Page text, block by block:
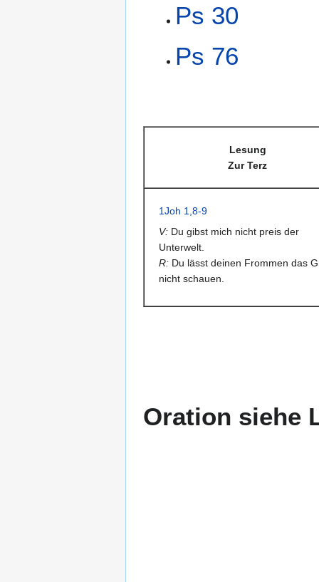
Ps 30
Ps 76
Lesung
Zur Terz
1Joh 1,8-9
V: Du gibst mich nicht preis der
Unterwelt.
R: Du lässt deinen Frommen das
nicht schauen.
Oration siehe